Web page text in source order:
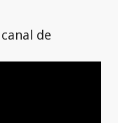
de